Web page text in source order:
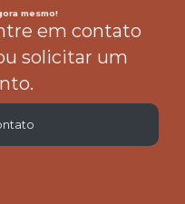
mesmo!
em contato
solicitar um